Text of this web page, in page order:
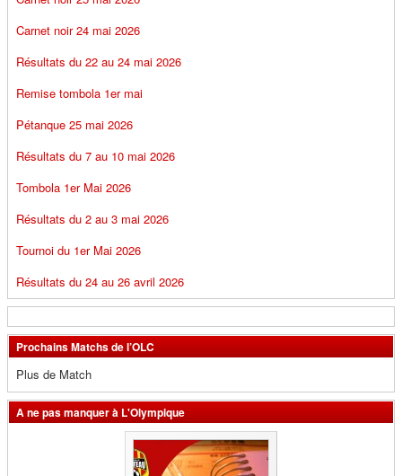
Carnet noir 24 mai 2026
Résultats du 22 au 24 mai 2026
Remise tombola 1er mai
Pétanque 25 mai 2026
Résultats du 7 au 10 mai 2026
Tombola 1er Mai 2026
Résultats du 2 au 3 mai 2026
Tournoi du 1er Mai 2026
Résultats du 24 au 26 avril 2026
Prochains Matchs de l’OLC
Plus de Match
A ne pas manquer à L'Olympique